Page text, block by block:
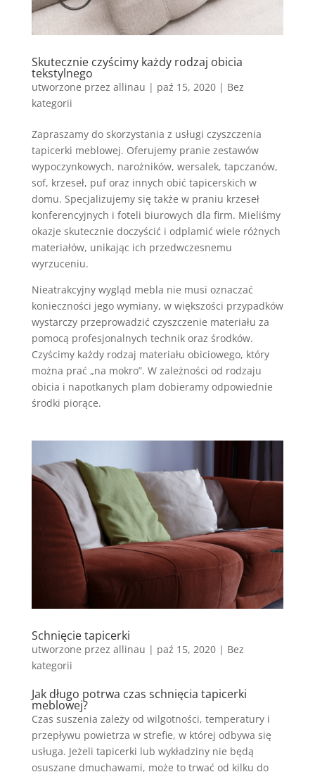
Skutecznie czyścimy każdy rodzaj obicia
tekstylnego
utworzone przez allinau | paź 15, 2020| Bez
kategorii
Zapraszamy do skorzystania z usługi czyszczenia
tapicerki meblowej. Oferujemy pranie zestawów
wypoczynkowych, narożników, wersalek, tapczanów,
sof, krzeseł, puf oraz innych obić tapicerskich w
domu. Specjalizujemy się także w praniu krzeseł
konferencyjnych i foteli biurowych dla firm. Mieliśmy
okazje skutecznie doczyścić i odplamić wiele różnych
materiałów, unikając ich przedwczesnemu
wyrzuceniu.
Nieatrakcyjny wygląd mebla nie musi oznaczać
konieczności jego wymiany, w większości przypadków
wystarczy przeprowadzić czyszczenie materiału za
pomocą profesjonalnych technik oraz środków.
Czyścimy każdy rodzaj materiału obiciowego, który
można prać „na mokro”. W zależności od rodzaju
obicia i napotkanych plam dobieramy odpowiednie
środki piorące.
Schnięcie tapicerki
utworzone przez allinau | paź 15, 2020| Bez
kategorii
Jak długo potrwa czas schnięcia tapicerki
meblowej?
Czas suszenia zależy od wilgotności, temperatury i
przepływu powietrza w strefie, w której odbywa się
usługa. Jeżeli tapicerki lub wykładziny nie będą
osuszane dmuchawami, może to trwać od kilku do